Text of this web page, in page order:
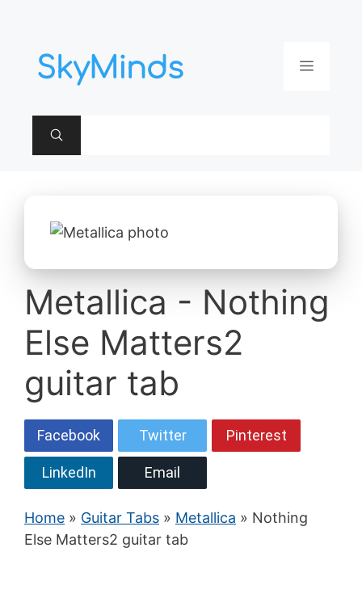
contenu
Menu
Metallica - Nothing
Else Matters2
guitar tab
Facebook Twitter Pinterest
LinkedIn Email
Home » Guitar Tabs » Metallica » Nothing
Else Matters2 guitar tab